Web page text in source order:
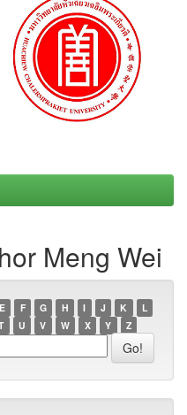
Meng Wei
E F G H I J K
L
U V W X Y Z